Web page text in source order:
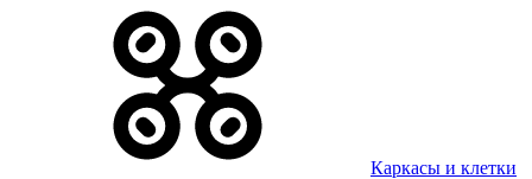
Каркасы и клетки